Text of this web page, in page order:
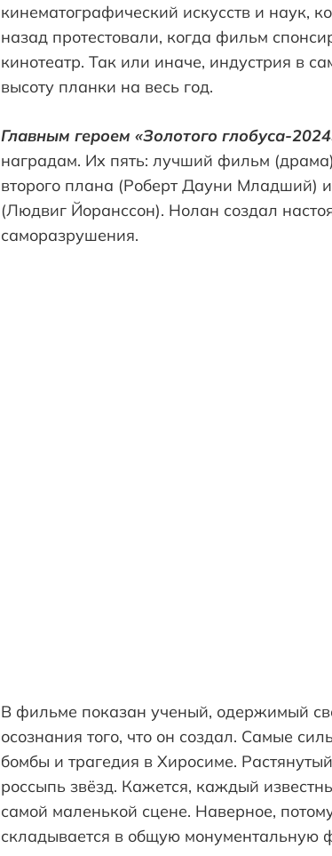
кинематографический искусств и наук,
назад протестовали, когда фильм
кинотеатр. Так или иначе, индустрия в
высоту планки на весь год.
Главным героем «Золотого глобуса-
наградам. Их пять: лучший фильм
второго плана (Роберт Дауни Младший)
(Людвиг Йоранссон). Нолан создал
саморазрушения.
В фильме показан ученый, одержимый
осознания того, что он создал. Самые
бомбы и трагедия в Хиросиме.
россыпь звёзд. Кажется, каждый
самой маленькой сцене. Наверное,
складывается в общую монументальную